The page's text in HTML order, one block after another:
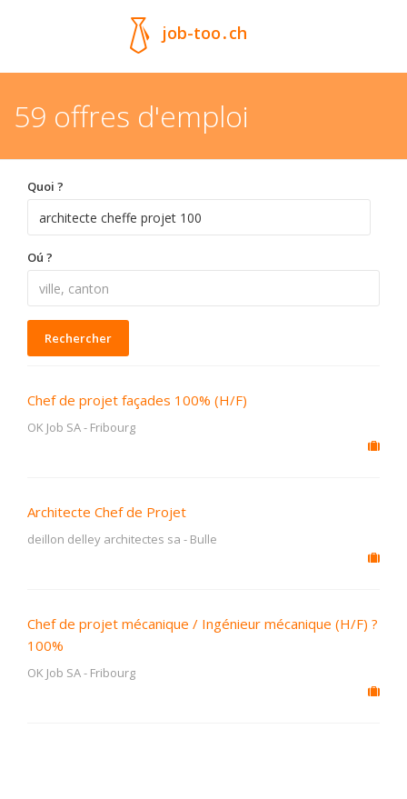
job-too.ch
59 offres d'emploi
Quoi ?
Oú ?
Rechercher
Chef de projet façades 100% (H/F)
OK Job SA- Fribourg
Architecte Chef de Projet
deillon delley architectes sa - Bulle
Chef de projet mécanique / Ingénieur mécanique (H/F) ?
100%
OK Job SA- Fribourg